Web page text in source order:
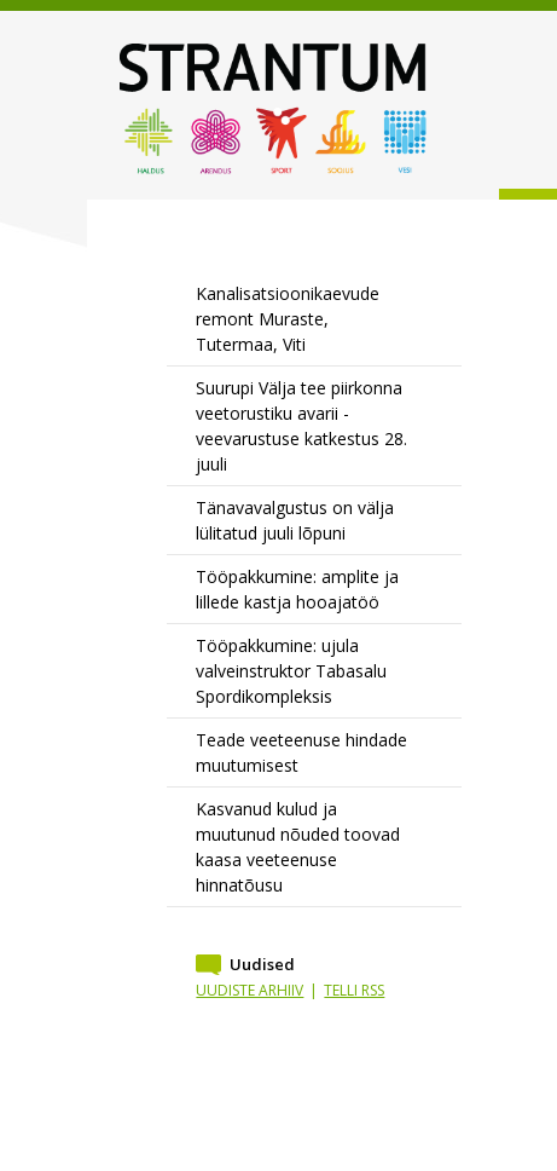
Kanalisatsioonikaevude
remont Muraste,
Tutermaa, Viti
Suurupi Välja tee piirkonna
veetorustiku avarii -
veevarustuse katkestus 28.
juuli
Tänavavalgustus on välja
lülitatud juuli lõpuni
Tööpakkumine: amplite ja
lillede kastja hooajatöö
Tööpakkumine: ujula
valveinstruktor Tabasalu
Spordikompleksis
Teade veeteenuse hindade
muutumisest
Kasvanud kulud ja
muutunud nõuded toovad
kaasa veeteenuse
hinnatõusu
Uudised
UUDISTE ARHIIV | TELLI RSS